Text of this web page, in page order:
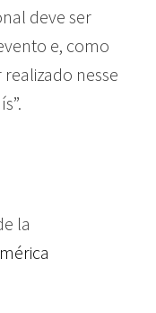
deve ser
e, como
nesse
la